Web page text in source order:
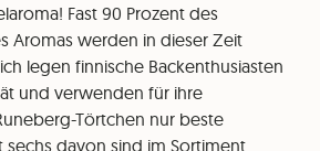
Fast 90 Prozent des
Aromas werden in dieser Zeit
legen finnische Backenthusiasten
und verwenden für ihre
Törtchen nur beste
sechs davon sind im Sortiment